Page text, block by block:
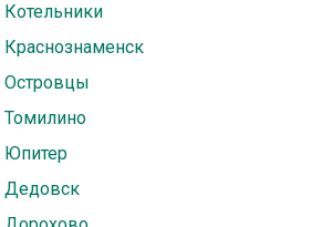
Котельники
Краснознаменск
Островцы
Томилино
Юпитер
Дедовск